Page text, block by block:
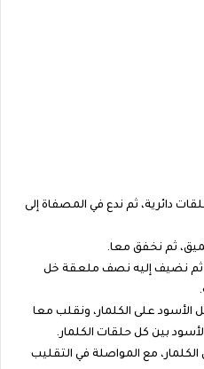
دائرية، ثم ندع في المصفاة إلى
ثم نخفق معا.
ثم نضيف إليه نصف ملعقة خل
الأسود على الكلمار، ونقلب معا
بين كل حلقات الكلمار.
مع المواصلة في التقليب